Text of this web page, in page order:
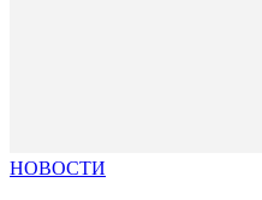
НОВОСТИ